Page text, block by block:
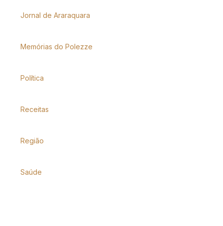
Jornal de Araraquara
Memórias do Polezze
Política
Receitas
Região
Saúde